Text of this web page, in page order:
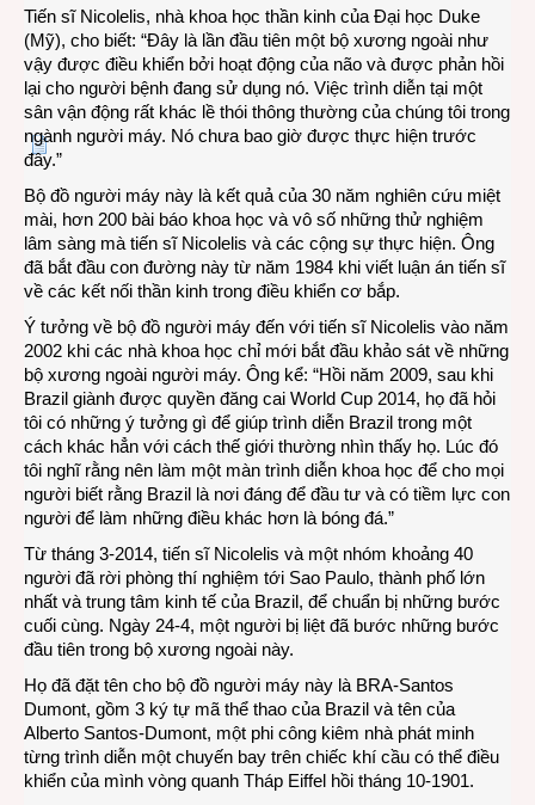
Tiến sĩ Nicolelis, nhà khoa học thần kinh của Đại học Duke
(Mỹ), cho biết: “Đây là lần đầu tiên một bộ xương ngoài như
vậy được điều khiển bởi hoạt động của não và được phản hồi
lại cho người bệnh đang sử dụng nó. Việc trình diễn tại một
sân vận động rất khác lề thói thông thường của chúng tôi trong
ngành người máy. Nó chưa bao giờ được thực hiện trước
đây.”
Bộ đồ người máy này là kết quả của 30 năm nghiên cứu miệt
mài, hơn 200 bài báo khoa học và vô số những thử nghiệm
lâm sàng mà tiến sĩ Nicolelis và các cộng sự thực hiện. Ông
đã bắt đầu con đường này từ năm 1984 khi viết luận án tiến sĩ
về các kết nối thần kinh trong điều khiển cơ bắp.
Ý tưởng về bộ đồ người máy đến với tiến sĩ Nicolelis vào năm
2002 khi các nhà khoa học chỉ mới bắt đầu khảo sát về những
bộ xương ngoài người máy. Ông kể: “Hồi năm 2009, sau khi
Brazil giành được quyền đăng cai World Cup 2014, họ đã hỏi
tôi có những ý tưởng gì để giúp trình diễn Brazil trong một
cách khác hẳn với cách thế giới thường nhìn thấy họ. Lúc đó
tôi nghĩ rằng nên làm một màn trình diễn khoa học để cho mọi
người biết rằng Brazil là nơi đáng để đầu tư và có tiềm lực con
người để làm những điều khác hơn là bóng đá.”
Từ tháng 3-2014, tiến sĩ Nicolelis và một nhóm khoảng 40
người đã rời phòng thí nghiệm tới Sao Paulo, thành phố lớn
nhất và trung tâm kinh tế của Brazil, để chuẩn bị những bước
cuối cùng. Ngày 24-4, một người bị liệt đã bước những bước
đầu tiên trong bộ xương ngoài này.
Họ đã đặt tên cho bộ đồ người máy này là BRA-Santos
Dumont, gồm 3 ký tự mã thể thao của Brazil và tên của
Alberto Santos-Dumont, một phi công kiêm nhà phát minh
từng trình diễn một chuyến bay trên chiếc khí cầu có thể điều
khiển của mình vòng quanh Tháp Eiffel hồi tháng 10-1901.